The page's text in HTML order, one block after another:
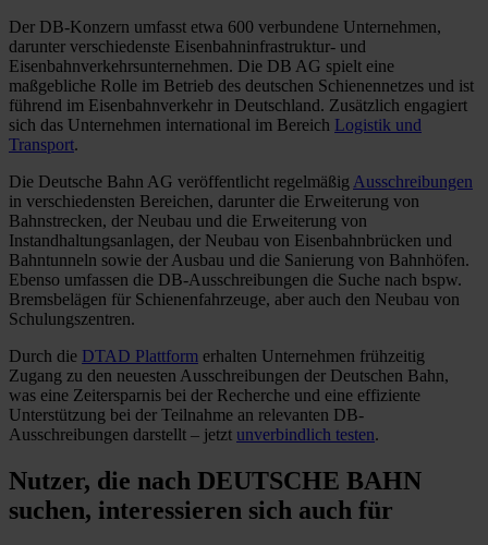
Der DB-Konzern umfasst etwa 600 verbundene Unternehmen,
darunter verschiedenste Eisenbahninfrastruktur- und
Eisenbahnverkehrsunternehmen. Die DB AG spielt eine
maßgebliche Rolle im Betrieb des deutschen Schienennetzes und ist
führend im Eisenbahnverkehr in Deutschland. Zusätzlich engagiert
sich das Unternehmen international im Bereich Logistik und
Transport.
Die Deutsche Bahn AG veröffentlicht regelmäßig Ausschreibungen
in verschiedensten Bereichen, darunter die Erweiterung von
Bahnstrecken, der Neubau und die Erweiterung von
Instandhaltungsanlagen, der Neubau von Eisenbahnbrücken und
Bahntunneln sowie der Ausbau und die Sanierung von Bahnhöfen.
Ebenso umfassen die DB-Ausschreibungen die Suche nach bspw.
Bremsbelägen für Schienenfahrzeuge, aber auch den Neubau von
Schulungszentren.
Durch die DTAD Plattform erhalten Unternehmen frühzeitig
Zugang zu den neuesten Ausschreibungen der Deutschen Bahn,
was eine Zeitersparnis bei der Recherche und eine effiziente
Unterstützung bei der Teilnahme an relevanten DB-
Ausschreibungen darstellt – jetzt unverbindlich testen.
Nutzer, die nach DEUTSCHE BAHN
suchen, interessieren sich auch für